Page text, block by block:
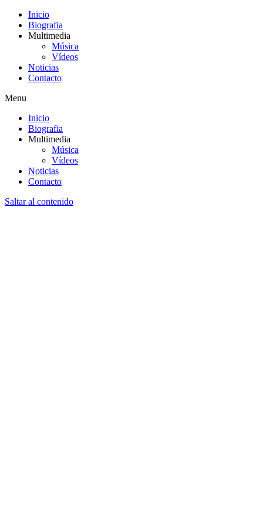
Inicio
Biografia
Multimedia
Música
Vídeos
Noticias
Contacto
Menu
Inicio
Biografia
Multimedia
Música
Vídeos
Noticias
Contacto
Saltar al contenido